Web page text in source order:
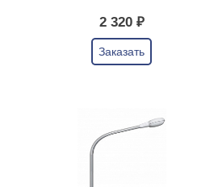
2 320 ₽
Заказать